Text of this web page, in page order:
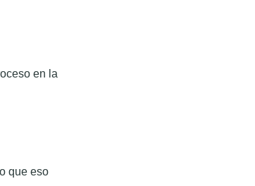
en la
que eso